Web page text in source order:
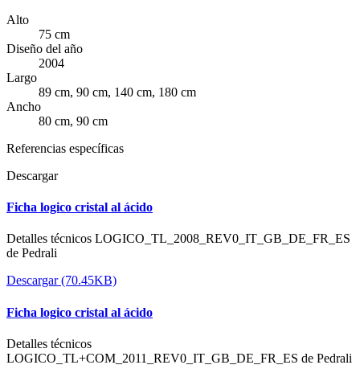
Alto
75 cm
Diseño del año
2004
Largo
89 cm, 90 cm, 140 cm, 180 cm
Ancho
80 cm, 90 cm
Referencias específicas
Descargar
Ficha logico cristal al ácido
Detalles técnicos LOGICO_TL_2008_REV0_IT_GB_DE_FR_ES
de Pedrali
Descargar (70.45KB)
Ficha logico cristal al ácido
Detalles técnicos
LOGICO_TL+COM_2011_REV0_IT_GB_DE_FR_ES de Pedrali